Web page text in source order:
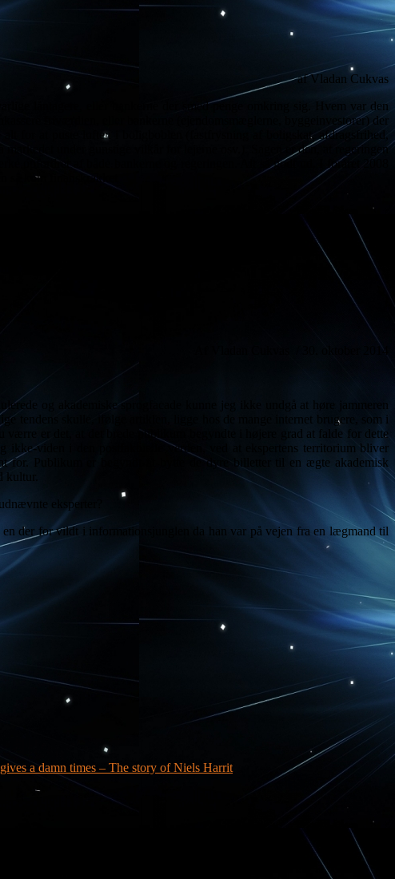
af Vladan Cukvas
låntagere, eller bankerne der smed penge omkring sig. Hvem var den
friværdien, eller bankerne (ejendomsmæglerne, byggeinvestorer) der
for at puste luften i boligboblen (fastfrysning af boligskat, afdragsfrihed,
under gunstige vilkår for lejerne osv.). Sagen er den, at regeringen
opfordret af både bankerne og regeringen. Alt så godt ud. I foråret 2008
så kom finanskrakket
Af Vladan Cukvas / 30. oktober 2014
og akademiske sprogfacade kunne jeg ikke undgå at høre jammeren
tendens skulle, ifølge artiklen, ligge hos de mange internet brugere, som i
er det, at det brede publikum begyndte i højere grad at falde for dette
viden i den postfaktuelle verden, ved at ekspertens territorium bliver
for. Publikum er begyndt at bytte de dyre billetter til en ægte akademisk
eksperter?
der for vildt i informationsjunglen da han var på vejen fra en lægmand til
a damn times – The story of Niels Harrit